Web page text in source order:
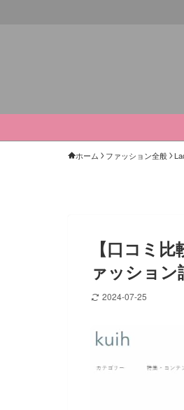
ホーム ファッション全般
【口コミ
ァッショ
2024-07-25